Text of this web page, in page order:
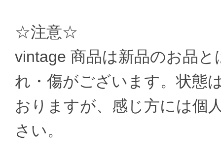
☆注意☆
vintage 商品は新品のお品
れ・傷がございます。状態
おりますが、感じ方には個
さい。